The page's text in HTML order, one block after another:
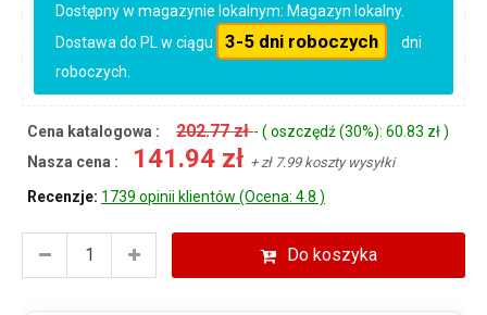
Dostępny w magazynie lokalnym: Magazyn lokalny.
Dostawa do PL w ciągu
3-5 dni roboczych
dni
roboczych.
Cena katalogowa : 202.77 zł- ( oszczędź (30%): 60.83 zł )
Nasza cena :
141.94 zł + zł 7.99 koszty wysyłki
Recenzje: 1739 opinii klientów (Ocena: 4.8 )
Do koszyka